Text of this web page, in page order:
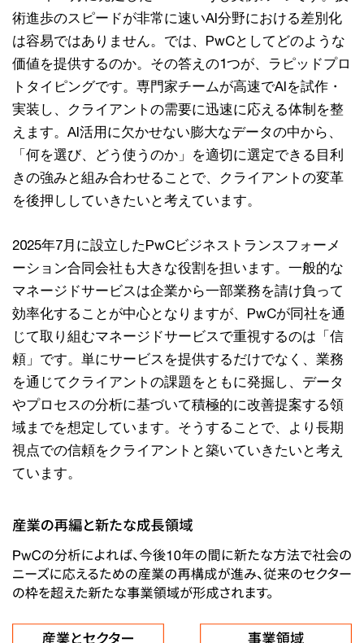
術進歩のスピードが非常に速いAI分野における差別化
は容易ではありません。では、PwCとしてどのような
価値を提供するのか。その答えの1つが、ラピッドプロ
トタイピングです。専門家チームが高速でAIを試作・
実装し、クライアントの需要に迅速に応える体制を整
えます。AI活用に欠かせない膨大なデータの中から、
「何を選び、どう使うのか」を適切に選定できる目利
きの強みと組み合わせることで、クライアントの変革
を後押ししていきたいと考えています。
2025年7月に設立したPwCビジネストランスフォーメ
ーション合同会社も大きな役割を担います。一般的な
マネージドサービスは企業から一部業務を請け負って
効率化することが中心となりますが、PwCが同社を通
じて取り組むマネージドサービスで重視するのは「信
頼」です。単にサービスを提供するだけでなく、業務
を通じてクライアントの課題をともに発掘し、データ
やプロセスの分析に基づいて積極的に改善提案する領
域までを想定しています。そうすることで、より長期
視点での信頼をクライアントと築いていきたいと考え
ています。